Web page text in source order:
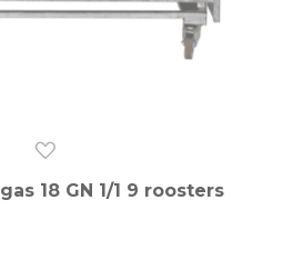
18 GN 1/1 9 roosters